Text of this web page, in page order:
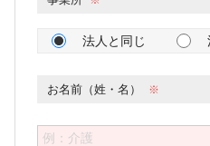
法人と同じ
お名前（姓・名）